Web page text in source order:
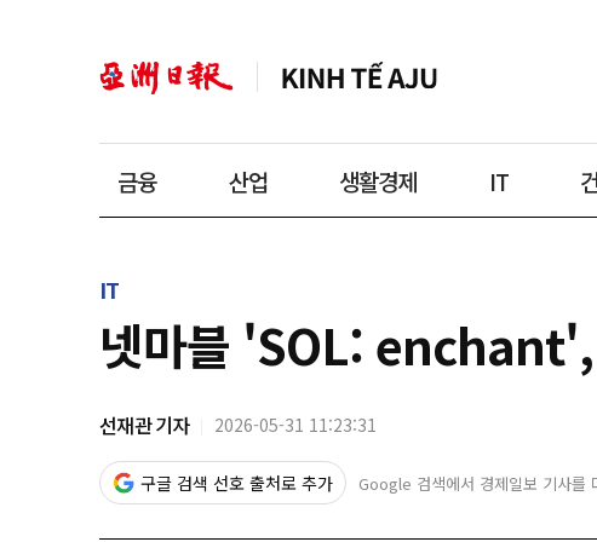
금융 산업 생활경제 IT
IT
넷마블 'SOL: enchant',
선재관 기자 2026-05-31 11:23:31
구글 검색 선호 출처로 추가 Google 검색에서 경제일보 기사를